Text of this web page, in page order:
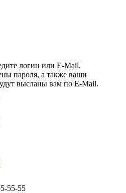
логин или E-Mail.
пароля, а также ваши
высланы вам по E-Mail.
55-55